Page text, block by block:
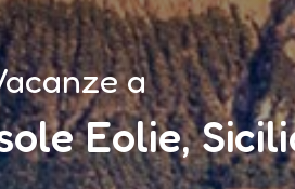
a
Eolie,